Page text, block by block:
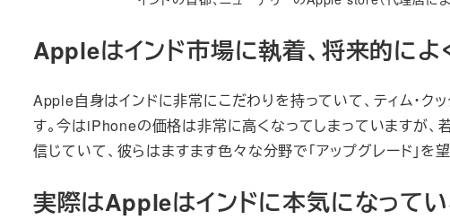
Appleはインド市場に執着、将来的によ
Apple自身はインドに非常にこだわりを持っていて、ティム・ク
す。今はiPhoneの価格は非常に高くなってしまっていますが
信じていて、彼らはますます色々な分野で「アップグレード」を
実際はAppleはインドに本気になって